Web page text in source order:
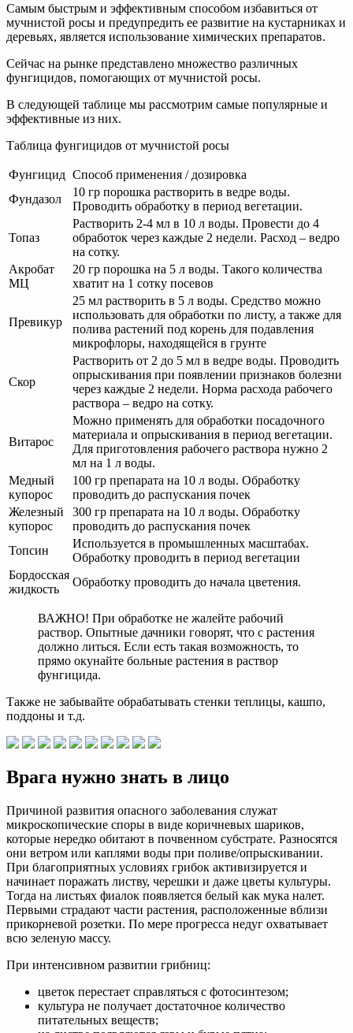
Самым быстрым и эффективным способом избавиться от
мучнистой росы и предупредить ее развитие на кустарниках и
деревьях, является использование химических препаратов.
Сейчас на рынке представлено множество различных
фунгицидов, помогающих от мучнистой росы.
В следующей таблице мы рассмотрим самые популярные и
эффективные из них.
Таблица фунгицидов от мучнистой росы
Фунгицид Способ применения / дозировка
Фундазол
10 гр порошка растворить в ведре воды.
Проводить обработку в период вегетации.
Топаз
Растворить 2-4 мл в 10 л воды. Провести до 4
обработок через каждые 2 недели. Расход – ведро
на сотку.
Акробат
МЦ
20 гр порошка на 5 л воды. Такого количества
хватит на 1 сотку посевов
Превикур
25 мл растворить в 5 л воды. Средство можно
использовать для обработки по листу, а также для
полива растений под корень для подавления
микрофлоры, находящейся в грунте
Скор
Растворить от 2 до 5 мл в ведре воды. Проводить
опрыскивания при появлении признаков болезни
через каждые 2 недели. Норма расхода рабочего
раствора – ведро на сотку.
Витарос
Можно применять для обработки посадочного
материала и опрыскивания в период вегетации.
Для приготовления рабочего раствора нужно 2
мл на 1 л воды.
Медный
купорос
100 гр препарата на 10 л воды. Обработку
проводить до распускания почек
Железный
купорос
300 гр препарата на 10 л воды. Обработку
проводить до распускания почек
Топсин
Используется в промышленных масштабах.
Обработку проводить в период вегетации
Бордосская
жидкость
Обработку проводить до начала цветения.
ВАЖНО! При обработке не жалейте рабочий
раствор. Опытные дачники говорят, что с растения
должно литься. Если есть такая возможность, то
прямо окунайте больные растения в раствор
фунгицида.
Также не забывайте обрабатывать стенки теплицы, кашпо,
поддоны и т.д.
Врага нужно знать в лицо
Причиной развития опасного заболевания служат
микроскопические споры в виде коричневых шариков,
которые нередко обитают в почвенном субстрате. Разносятся
они ветром или каплями воды при поливе/опрыскивании.
При благоприятных условиях грибок активизируется и
начинает поражать листву, черешки и даже цветы культуры.
Тогда на листьях фиалок появляется белый как мука налет.
Первыми страдают части растения, расположенные вблизи
прикорневой розетки. По мере прогресса недуг охватывает
всю зеленую массу.
При интенсивном развитии грибниц:
цветок перестает справляться с фотосинтезом;
культура не получает достаточное количество
питательных веществ;